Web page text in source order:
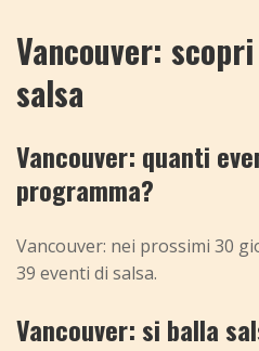
Vancouver:
salsa
Vancouver: quanti
programma?
Vancouver: nei prossimi 30
39 eventi di salsa.
Vancouver: si balla